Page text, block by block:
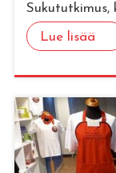
Sukututkimus,
Lue lisää